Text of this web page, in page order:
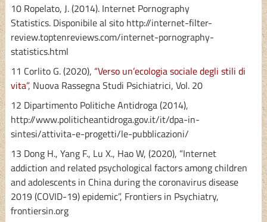
10 Ropelato, J. (2014). Internet Pornography
Statistics. Disponibile al sito http://internet-filter-
review.toptenreviews.com/internet-pornography-
statistics.html
11 Corlito G. (2020), “Verso un’ecologia sociale degli stili di
vita”, Nuova Rassegna Studi Psichiatrici, Vol. 20
12 Dipartimento Politiche Antidroga (2014),
http://www.politicheantidroga.gov.it/it/dpa-in-
sintesi/attivita-e-progetti/le-pubblicazioni/
13 Dong H., Yang F., Lu X., Hao W, (2020), “Internet
addiction and related psychological factors among children
and adolescents in China during the coronavirus disease
2019 (COVID-19) epidemic”, Frontiers in Psychiatry,
frontiersin.org